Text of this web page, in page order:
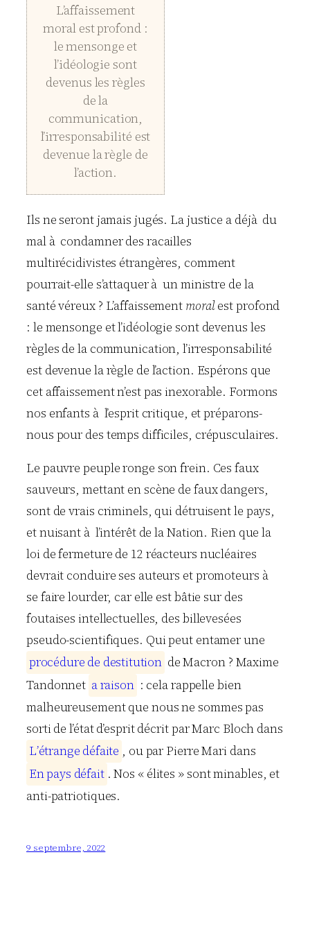
L’affaissement
moral est profond :
le mensonge et
l’idéologie sont
devenus les règles
de la
communication,
l’irresponsabilité est
devenue la règle de
l’action.
Ils ne seront jamais jugés. La justice a déjà du
mal à condamner des racailles
multirécidivistes étrangères, comment
pourrait-elle s’attaquer à un ministre de la
santé véreux ? L’affaissement moralest profond
: le mensonge et l’idéologie sont devenus les
règles de la communication, l’irresponsabilité
est devenue la règle de l’action. Espérons que
cet affaissement n’est pas inexorable. Formons
nos enfants à l’esprit critique, et préparons-
nous pour des temps difficiles, crépusculaires.
Le pauvre peuple ronge son frein. Ces faux
sauveurs, mettant en scène de faux dangers,
sont de vrais criminels, qui détruisent le pays,
et nuisant à l’intérêt de la Nation. Rien que la
loi de fermeture de 12 réacteurs nucléaires
devrait conduire ses auteurs et promoteurs à
se faire lourder, car elle est bâtie sur des
foutaises intellectuelles, des billevesées
pseudo-scientifiques. Qui peut entamer une
procédure de destitution de Macron ? Maxime
Tandonnet araison : cela rappelle bien
malheureusement que nous ne sommes pas
sorti de l’état d’esprit décrit par Marc Bloch dans
L’étrange défaite , ou par Pierre Mari dans
Enpays défait . Nos « élites » sont minables, et
anti-patriotiques.
9 septembre, 2022